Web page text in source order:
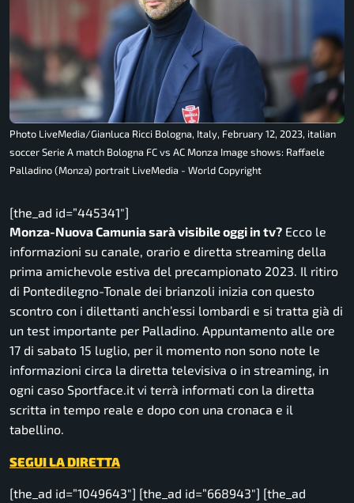
Photo LiveMedia/Gianluca Ricci Bologna, Italy, February 12, 2023, italian
soccer Serie A match Bologna FC vs AC Monza Image shows: Raffaele
Palladino (Monza) portrait LiveMedia - World Copyright
[the_ad id=”445341″]
Monza-Nuova Camunia sarà visibile oggi in tv? Ecco le
informazioni su canale, orario e diretta streaming della
prima amichevole estiva del precampionato 2023. Il ritiro
di Pontedilegno-Tonale dei brianzoli inizia con questo
scontro con i dilettanti anch’essi lombardi e si tratta già di
un test importante per Palladino. Appuntamento alle ore
17 di sabato 15 luglio, per il momento non sono note le
informazioni circa la diretta televisiva o in streaming, in
ogni caso Sportface.it vi terrà informati con la diretta
scritta in tempo reale e dopo con una cronaca e il
tabellino.
SEGUI LA DIRETTA
[the_ad id=”1049643″] [the_ad id=”668943″] [the_ad